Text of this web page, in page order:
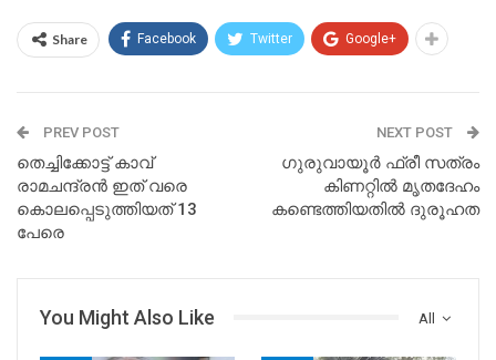
Share Facebook Twitter Google+
PREV POST
തെച്ചിക്കോട്ട് കാവ്
രാമചന്ദ്രൻ ഇത് വരെ
കൊലപ്പെടുത്തിയത് 13
പേരെ
NEXT POST
ഗുരുവായൂർ ഫ്രീ സത്രം
കിണറ്റിൽ മൃതദേഹം
കണ്ടെത്തിയതിൽ ദുരൂഹത
All
You Might Also Like